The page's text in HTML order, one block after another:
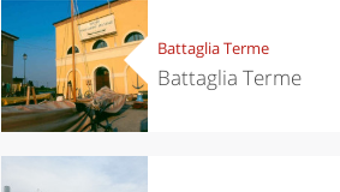
Battaglia Terme
Battaglia Terme